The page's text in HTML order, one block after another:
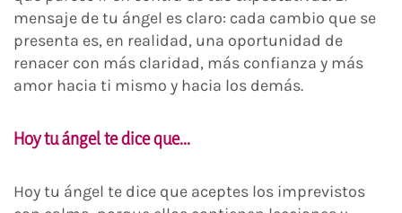
mensaje de tu ángel es claro: cada cambio que se
presenta es, en realidad, una oportunidad de
renacer con más claridad, más confianza y más
amor hacia ti mismo y hacia los demás.
Hoy tu ángel te dice que…
Hoy tu ángel te dice que aceptes los imprevistos